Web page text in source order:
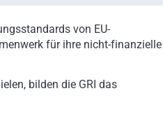
von EU-
für ihre nicht-finanzielle
bilden die GRI das